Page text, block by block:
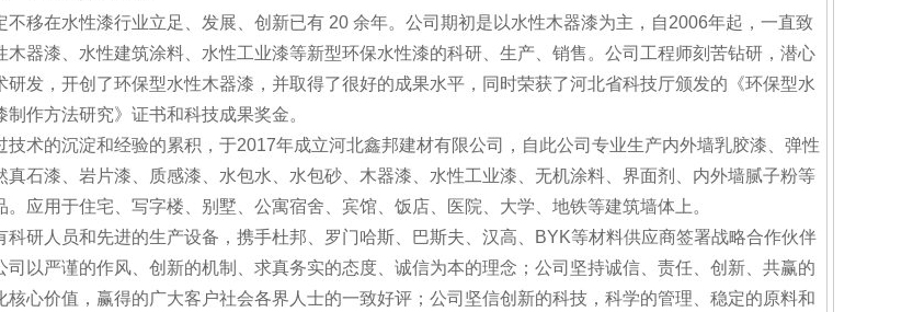
不移在水性漆行业立足、发展、创新已有 20 余年。公司期初是以水性木器漆为主，自2006年起，一直致
木器漆、水性建筑涂料、水性工业漆等新型环保水性漆的科研、生产、销售。公司工程师刻苦钻研，潜心
研发，开创了环保型水性木器漆，并取得了很好的成果水平，同时荣获了河北省科技厅颁发的《环保型水
制作方法研究》证书和科技成果奖金。
技术的沉淀和经验的累积，于2017年成立河北鑫邦建材有限公司，自此公司专业生产内外墙乳胶漆、弹性
真石漆、岩片漆、质感漆、水包水、水包砂、木器漆、水性工业漆、无机涂料、界面剂、内外墙腻子粉等
。应用于住宅、写字楼、别墅、公寓宿舍、宾馆、饭店、医院、大学、地铁等建筑墙体上。
科研人员和先进的生产设备，携手杜邦、罗门哈斯、巴斯夫、汉高、BYK等材料供应商签署战略合作伙伴
司以严谨的作风、创新的机制、求真务实的态度、诚信为本的理念；公司坚持诚信、责任、创新、共赢的
核心价值，赢得的广大客户社会各界人士的一致好评；公司坚信创新的科技，科学的管理、稳定的原料和